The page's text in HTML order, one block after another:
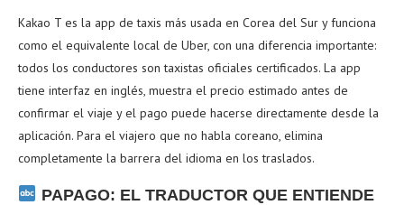
Kakao T es la app de taxis más usada en Corea del Sur y funciona
como el equivalente local de Uber, con una diferencia importante:
todos los conductores son taxistas oficiales certificados. La app
tiene interfaz en inglés, muestra el precio estimado antes de
confirmar el viaje y el pago puede hacerse directamente desde la
aplicación. Para el viajero que no habla coreano, elimina
completamente la barrera del idioma en los traslados.
PAPAGO: EL TRADUCTOR QUE ENTIENDE